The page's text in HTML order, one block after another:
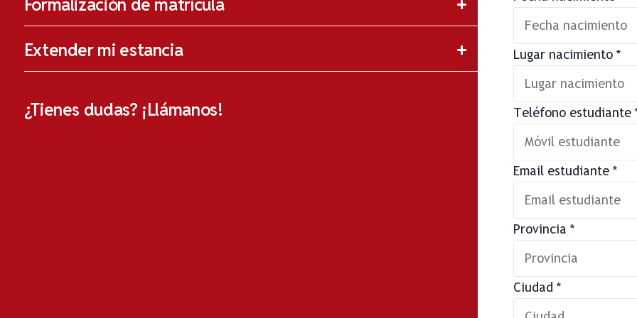
Formalización de matrícula
Extender mi estancia
¿Tienes dudas? ¡Llámanos!
Lugar nacimiento *
Teléfono estudiante
Email estudiante *
Provincia *
Ciudad *